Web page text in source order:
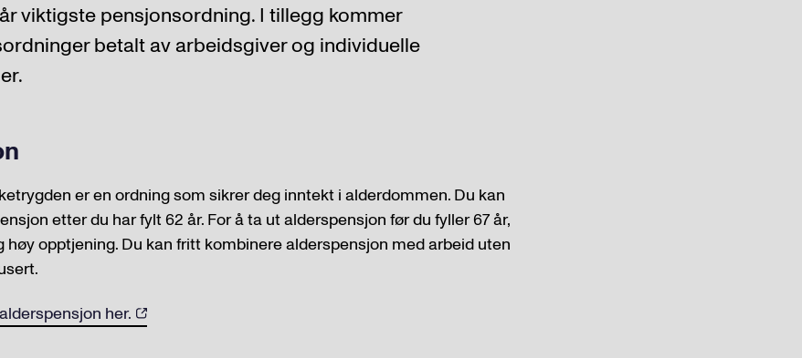
viktigste pensjonsordning. I tillegg kommer
betalt av arbeidsgiver og individuelle
er en ordning som sikrer deg inntekt i alderdommen. Du kan
etter du har fylt 62 år. For å ta ut alderspensjon før du fyller 67 år,
høy opptjening. Du kan fritt kombinere alderspensjon med arbeid uten
her.